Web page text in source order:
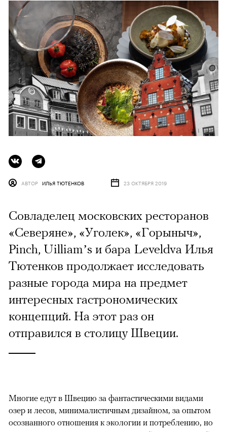
АВТОР ИЛЬЯ ТЮТЕНКОВ 23 ОКТЯБРЯ 2019
Совладелец московских ресторанов
«Северяне», «Уголек», «Горыныч»,
Pinch, Uilliam’s и бара Leveldva Илья
Тютенков продолжает исследовать
разные города мира на предмет
интересных гастрономических
концепций. На этот раз он
отправился в столицу Швеции.
Многие едут в Швецию за фантастическими видами
озер и лесов, минималистичным дизайном, за опытом
осознанного отношения к экологии и потреблению, но